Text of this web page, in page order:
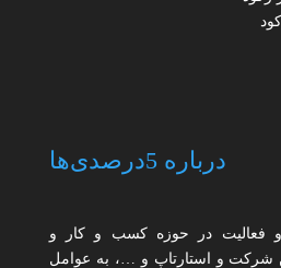
درباره 5درصدی‌ها
فعالیت در حوزه کسب و کار و
شرکت و استارتاپ و …، به عوامل